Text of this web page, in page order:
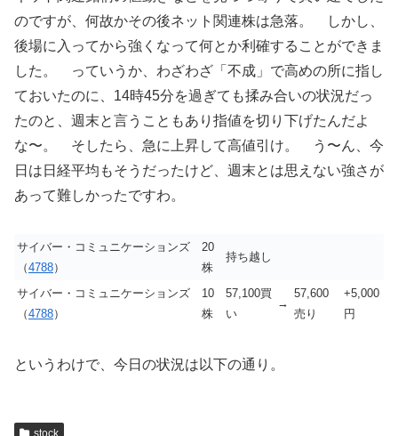
のですが、何故かその後ネット関連株は急落。 しかし、
後場に入ってから強くなって何とか利確することができま
した。 っていうか、わざわざ「不成」で高めの所に指し
ておいたのに、14時45分を過ぎても揉み合いの状況だっ
たのと、週末と言うこともあり指値を切り下げたんだよ
な〜。 そしたら、急に上昇して高値引け。 う〜ん、今
日は日経平均もそうだったけど、週末とは思えない強さが
あって難しかったですわ。
サイバー・コミュニケーションズ
（4788）
20
株
持ち越し
サイバー・コミュニケーションズ
（4788）
10
株
57,100買
い
→
57,600
売り
+5,000
円
というわけで、今日の状況は以下の通り。
stock